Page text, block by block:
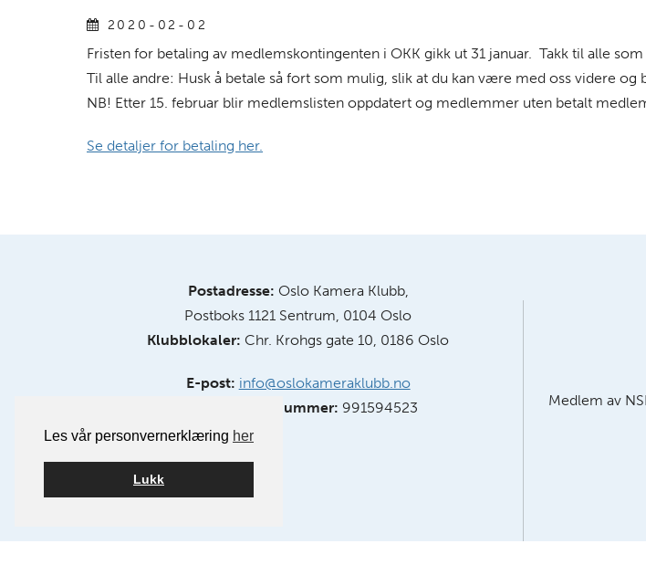
Les vår personvernerklæring her
Lukk
2020-02-02
Fristen for betaling av medlemskontingenten i OKK gikk ut 31 januar. Takk til alle
Til alle andre: Husk å betale så fort som mulig, slik at du kan være med oss videre
NB! Etter 15. februar blir medlemslisten oppdatert og medlemmer uten betalt
Se detaljer for betaling her.
Postadresse: Oslo Kamera Klubb,
Postboks 1121 Sentrum, 0104 Oslo
Klubblokaler: Chr. Krohgs gate 10, 0186 Oslo
E-post: info@oslokameraklubb.no
Organisasjonsnummer: 991594523 Medlem av